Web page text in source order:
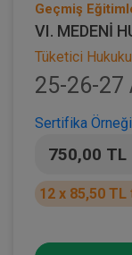
Geçmiş
VI. MEDENİ
Tüketici
25-26-27
Sertifika
750,00 TL
12 x 85,50 TL